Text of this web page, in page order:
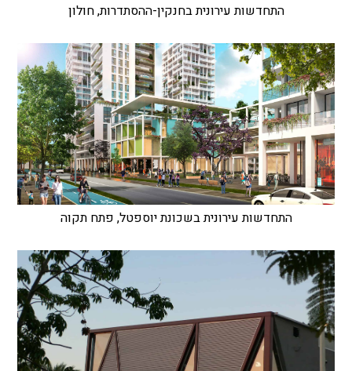
התחדשות עירונית בחנקין-ההסתדרות, חולון
התחדשות עירונית בשכונת יוספטל, פתח תקוה